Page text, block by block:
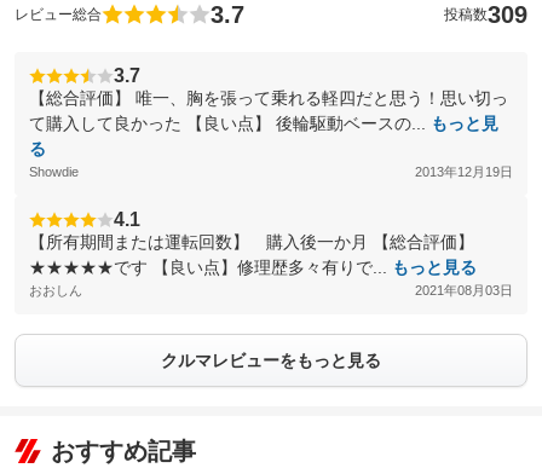
レビュー総合 3.7 投稿数309
3.7
【総合評価】 唯一、胸を張って乗れる軽四だと思う！思い切っ
て購入して良かった 【良い点】 後輪駆動ベースの...
もっと見
る
Showdie 2013年12月19日
4.1
【所有期間または運転回数】 購入後一か月 【総合評価】
★★★★★です 【良い点】修理歴多々有りで...
もっと見る
おおしん 2021年08月03日
クルマレビューをもっと見る
おすすめ記事